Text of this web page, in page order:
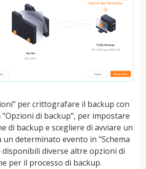
per crittografare il backup con
di backup", per impostare
di backup e scegliere di avviare un
un determinato evento in "Schema
disponibili diverse altre opzioni di
per il processo di backup.